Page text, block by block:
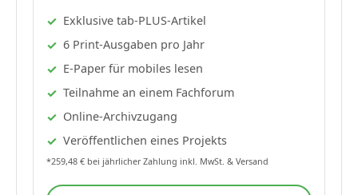
Exklusive tab-PLUS-Artikel
6 Print-Ausgaben pro Jahr
E-Paper für mobiles lesen
Teilnahme an einem Fachforum
Online-Archivzugang
Veröffentlichen eines Projekts
*259,48 € bei jährlicher Zahlung inkl. MwSt. & Versand